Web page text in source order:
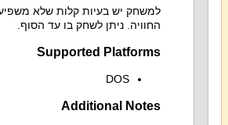
למשחק יש בעיות קלות שלא
החוויה. ניתן לשחק בו עד הסוף.
Supported Platforms
DOS
Additional Notes